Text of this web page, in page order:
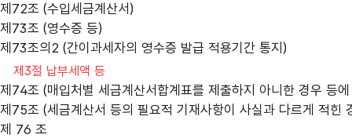
제72조 (수입세금계산서)
제73조 (영수증 등)
제73조의2 (간이과세자의 영수증 발급 적용기간 통지)
제3절 납부세액 등
제74조 (매입처별 세금계산서합계표를 제출하지 아니한 경우 등
제75조 (세금계산서 등의 필요적 기재사항이 사실과 다르게 적힌
제 76 조